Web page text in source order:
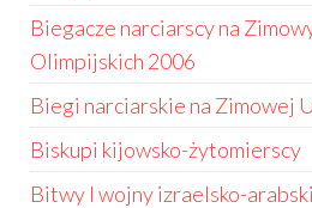
Biegacze narciarscy na
Olimpijskich 2006
Biegi narciarskie na Zimowej
Biskupi kijowsko-żytomierscy
Bitwy I wojny izraelsko-